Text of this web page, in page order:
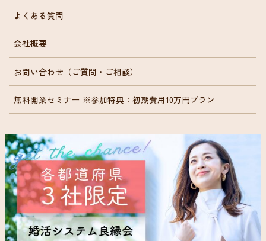
よくある質問
会社概要
お問い合わせ（ご質問・ご相談）
無料開業セミナー ※参加特典：初期費用10万円プラン